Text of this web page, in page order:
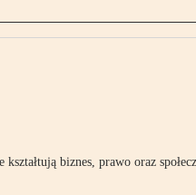
biznes, prawo oraz